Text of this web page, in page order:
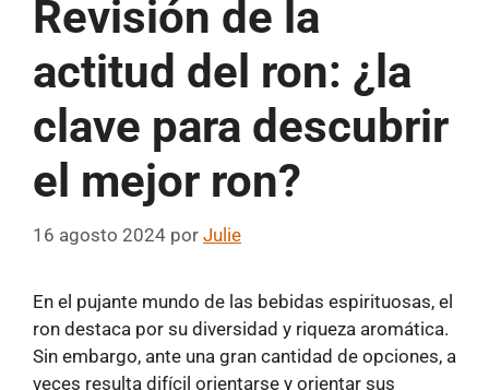
Revisión de la
actitud del ron: ¿la
clave para descubrir
el mejor ron?
16 agosto 2024 por Julie
En el pujante mundo de las bebidas espirituosas, el
ron destaca por su diversidad y riqueza aromática.
Sin embargo, ante una gran cantidad de opciones, a
veces resulta difícil orientarse y orientar sus